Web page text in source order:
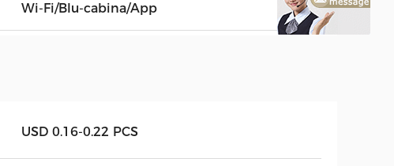
Wi-Fi/Blu-cabina/App
USD 0.16-0.22 PCS